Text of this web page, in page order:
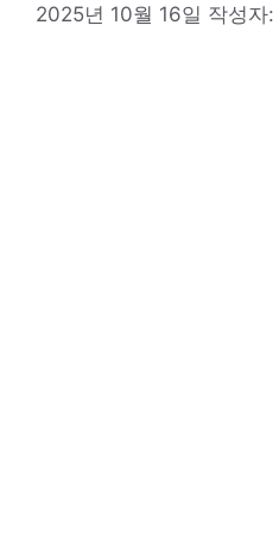
2025년 10월 16일 작성자: